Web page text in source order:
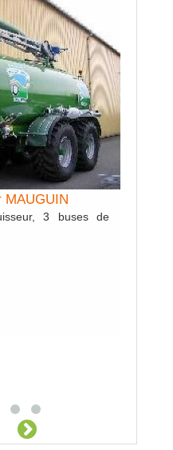
MAUGUIN
3 buses de